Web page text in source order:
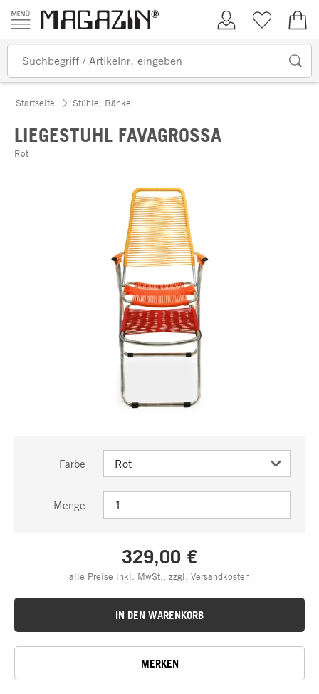
Zum Inhalt springen
Kundenkonto
Merkliste
Startseite Stühle, Bänke
LIEGESTUHL FAVAGROSSA
Rot
Farbe
Menge
329,00 €
alle Preise inkl. MwSt., zzgl. Versandkosten
IN DEN WARENKORB
MERKEN